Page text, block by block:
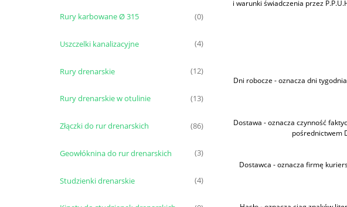
Rury karbowane Ø 315 (0)
Uszczelki kanalizacyjne (4)
Rury drenarskie (12)
Rury drenarskie w otulinie (13)
Złączki do rur drenarskich (86)
Geowłóknina do rur drenarskich (3)
Studzienki drenarskie (4)
i warunki świadczenia przez
Dni robocze - oznacza dni
Dostawa - oznacza czynność
pośrednictwem
Dostawca - oznacza firmę